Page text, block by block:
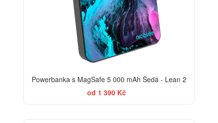
Powerbanka s MagSafe 5 000 mAh Šedá - Lean 2
od 1 390 Kč